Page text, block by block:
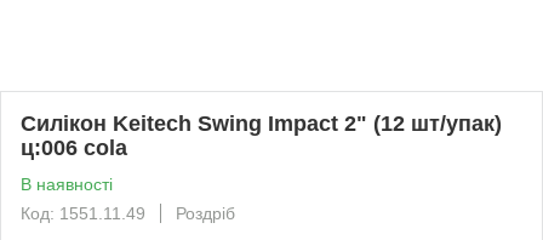
Силікон Keitech Swing Impact 2" (12 шт/упак)
ц:006 cola
В наявності
Код: 1551.11.49
Роздріб